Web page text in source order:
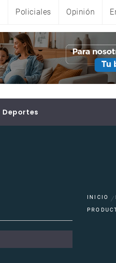
Policiales Opinión
Deportes
INICIO